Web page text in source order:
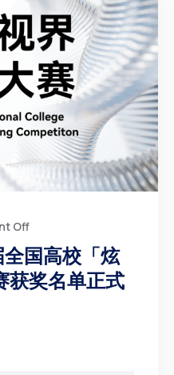
Off
国高校「炫
获奖名单正式